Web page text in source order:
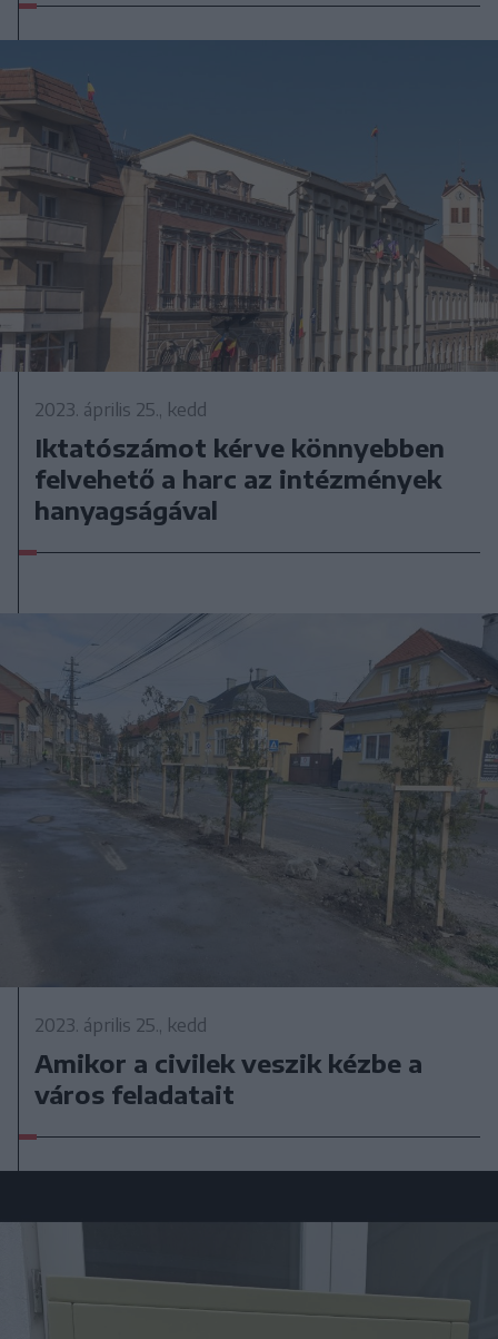
2023. április 25., kedd
Iktatószámot kérve könnyebben
felvehető a harc az intézmények
hanyagságával
2023. április 25., kedd
Amikor a civilek veszik kézbe a
város feladatait